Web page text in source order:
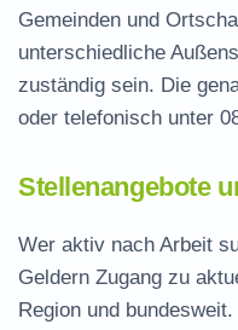
Gemeinden und
unterschiedliche
zuständig sein. Die
oder telefonisch unter
Stellenangebote
Wer aktiv nach Arbeit
Geldern Zugang zu
Region und